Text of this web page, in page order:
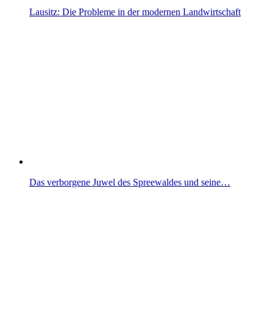
Lausitz: Die Probleme in der modernen Landwirtschaft
Das verborgene Juwel des Spreewaldes und seine…